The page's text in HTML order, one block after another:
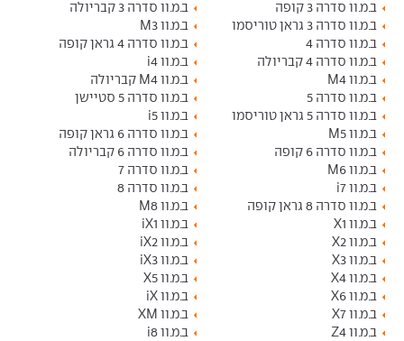
ב.מ.וו סדרה 3 קופה
ב.מ.וו סדרה 3 קבריולה
ב.מ.וו סדרה 3 גראן טוריסמו
ב.מ.וו M3
ב.מ.וו סדרה 4
ב.מ.וו סדרה 4 גראן קופה
ב.מ.וו סדרה 4 קבריולה
ב.מ.וו i4
ב.מ.וו M4
ב.מ.וו M4 קבריולה
ב.מ.וו סדרה 5
ב.מ.וו סדרה 5 סטיישן
ב.מ.וו סדרה 5 גראן טוריסמו
ב.מ.וו i5
ב.מ.וו M5
ב.מ.וו סדרה 6 גראן קופה
ב.מ.וו סדרה 6 קופה
ב.מ.וו סדרה 6 קבריולה
ב.מ.וו M6
ב.מ.וו סדרה 7
ב.מ.וו i7
ב.מ.וו סדרה 8
ב.מ.וו סדרה 8 גראן קופה
ב.מ.וו M8
ב.מ.וו X1
ב.מ.וו iX1
ב.מ.וו X2
ב.מ.וו iX2
ב.מ.וו X3
ב.מ.וו iX3
ב.מ.וו X4
ב.מ.וו X5
ב.מ.וו X6
ב.מ.וו iX
ב.מ.וו X7
ב.מ.וו XM
ב.מ.וו Z4
ב.מ.וו i8